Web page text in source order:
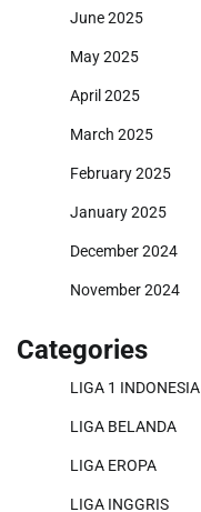
June 2025
May 2025
April 2025
March 2025
February 2025
January 2025
December 2024
November 2024
Categories
LIGA 1 INDONESIA
LIGA BELANDA
LIGA EROPA
LIGA INGGRIS